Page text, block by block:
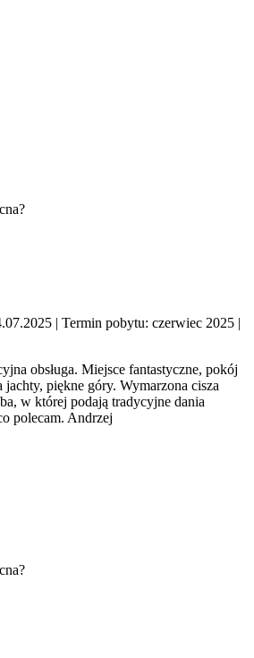
| Termin pobytu: czerwiec 2025
obsługa. Miejsce fantastyczne, pokój
piękne góry. Wymarzona cisza
w której podają tradycyjne dania
polecam. Andrzej